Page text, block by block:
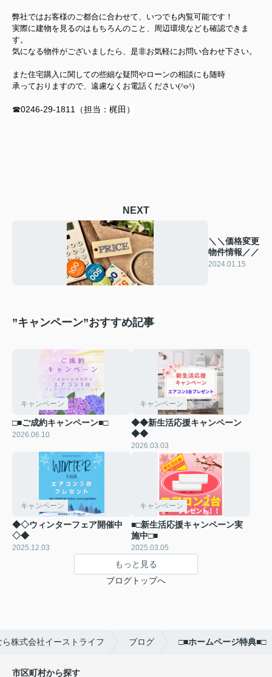
弊社ではお客様のご都合に合わせて、いつでも内覧可能です！
実際に建物を見るのはもちろんのこと、周辺環境なども確認できま
す。
気になる物件がございましたら、是非お気軽にお問い合わせ下さい。
また住宅購入に関しての些細な疑問やローンの相談にも随時
承っておりますので、遠慮なくお電話ください(^o^)
☎0246-29-1811（担当：梶田）
NEXT
＼＼価格変更
物件情報／／
2024.01.15
”キャンペーン”おすすめ記事
キャンペーン
□■ご成約キャンペーン■□
2026.06.10
キャンペーン
◆◆新生活応援キャンペーン
◆◆
2026.03.03
キャンペーン
◆◇ウィンターフェア開催中
◇◆
2025.12.03
キャンペーン
■□新生活応援キャンペーン実
施中□■
2025.03.05
もっと見る
ブログトップへ
株式会社イーストライフ ブログ □■ホームページ特典■□
市区町村から探す